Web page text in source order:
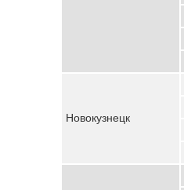
Новокузнецк